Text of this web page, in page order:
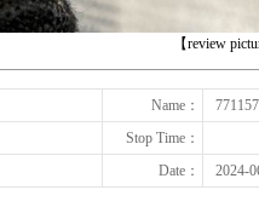
【review
Name：
Stop Time：
Date：
2024-